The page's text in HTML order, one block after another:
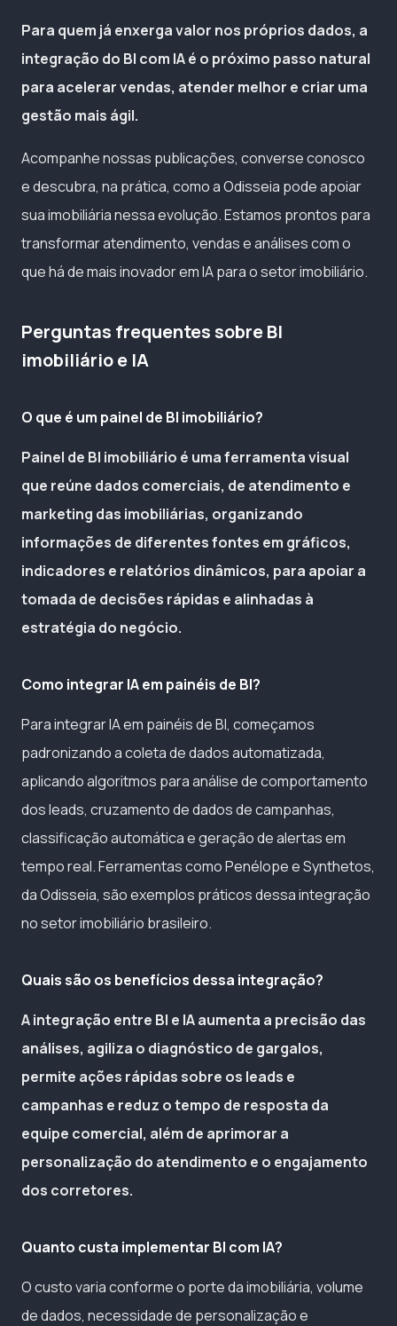
Para quem já enxerga valor nos próprios dados, a
integração do BI com IA é o próximo passo natural
para acelerar vendas, atender melhor e criar uma
gestão mais ágil.
Acompanhe nossas publicações, converse conosco
e descubra, na prática, como a Odisseia pode apoiar
sua imobiliária nessa evolução. Estamos prontos para
transformar atendimento, vendas e análises com o
que há de mais inovador em IA para o setor imobiliário.
Perguntas frequentes sobre BI
imobiliário e IA
O que é um painel de BI imobiliário?
Painel de BI imobiliário é uma ferramenta visual
que reúne dados comerciais, de atendimento e
marketing das imobiliárias, organizando
informações de diferentes fontes em gráficos,
indicadores e relatórios dinâmicos, para apoiar a
tomada de decisões rápidas e alinhadas à
estratégia do negócio.
Como integrar IA em painéis de BI?
Para integrar IA em painéis de BI, começamos
padronizando a coleta de dados automatizada,
aplicando algoritmos para análise de comportamento
dos leads, cruzamento de dados de campanhas,
classificação automática e geração de alertas em
tempo real. Ferramentas como Penélope e Synthetos,
da Odisseia, são exemplos práticos dessa integração
no setor imobiliário brasileiro.
Quais são os benefícios dessa integração?
A integração entre BI e IA aumenta a precisão das
análises, agiliza o diagnóstico de gargalos,
permite ações rápidas sobre os leads e
campanhas e reduz o tempo de resposta da
equipe comercial, além de aprimorar a
personalização do atendimento e o engajamento
dos corretores.
Quanto custa implementar BI com IA?
O custo varia conforme o porte da imobiliária, volume
de dados, necessidade de personalização e